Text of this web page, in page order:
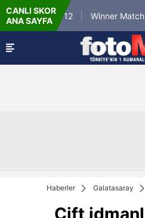
CANLI SKOR
ANA SAYFA
Match 12 Winner Match 2
Haberler Galatasaray
Çift